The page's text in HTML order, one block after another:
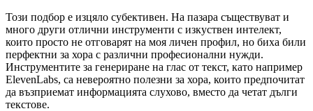
Този подбор е изцяло субективен. На пазара съществуват и
много други отлични инструменти с изкуствен интелект,
които просто не отговарят на моя личен профил, но биха били
перфектни за хора с различни професионални нужди.
Инструментите за генериране на глас от текст, като например
ElevenLabs, са невероятно полезни за хора, които предпочитат
да възприемат информацията слухово, вместо да четат дълги
текстове.